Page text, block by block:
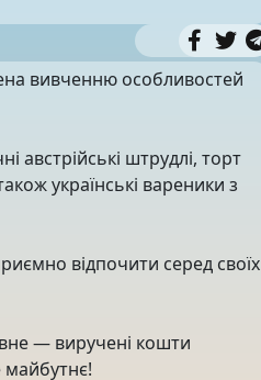
вивченню особливостей
австрійські штрудлі, торт
українські вареники з
відпочити серед своїх
— виручені кошти